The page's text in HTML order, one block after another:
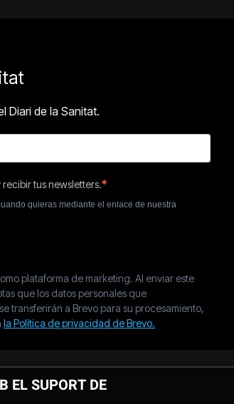
EL SUPORT DE